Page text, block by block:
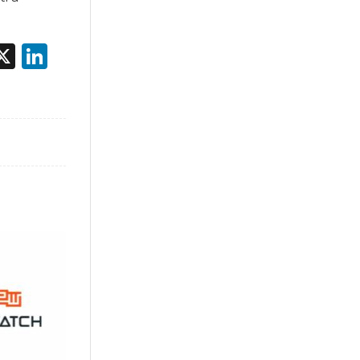
X LinkedIn